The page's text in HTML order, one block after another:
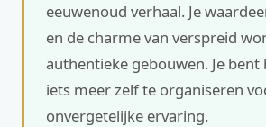
eeuwenoud verhaal. Je
en de charme van verspreid
authentieke gebouwen. Je bent
iets meer zelf te organiseren
onvergetelijke ervaring.